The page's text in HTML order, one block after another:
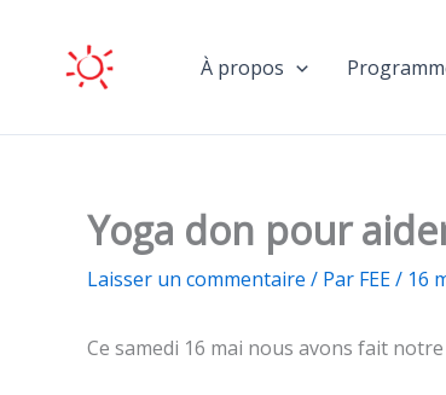
contenu
À propos
Yoga don pour
Laisser un commentaire / Par FEE/ 16
Ce samedi 16 mai nous avons fait